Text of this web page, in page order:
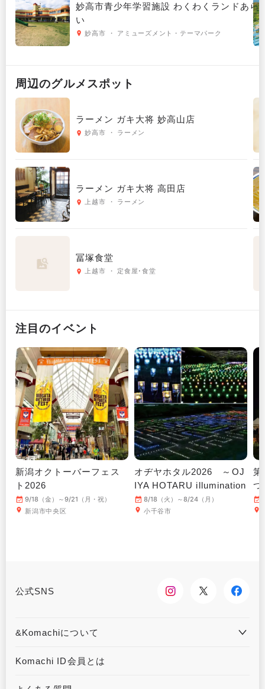
妙高市青少年学習施設 わくわくランドあら
い
妙高市 ・ アミューズメント・テーマパーク
周辺のグルメ スポット
ラーメン ガキ大将 妙高山店
妙高市 ・ ラーメン
ラーメン ガキ大将 高田店
上越市 ・ ラーメン
冨塚食堂
上越市 ・ 定食屋･食堂
注目のイベント
新潟オクトーバーフェス
ト2026
9/18（金）～9/21（月・祝）
新潟市中央区
オヂヤホタル2026 ～OJ
IYA HOTARU illumination
～ 8/18（火）～8/24（月）
小千谷市
第
つ
公式SNS
&Komachiについて
&Komachiとは
Komachi ID会員とは